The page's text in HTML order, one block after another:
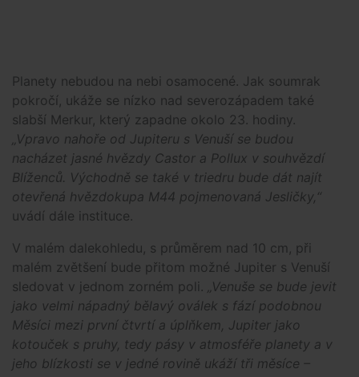
Planety nebudou na nebi osamocené. Jak soumrak
pokročí, ukáže se nízko nad severozápadem také
slabší Merkur, který zapadne okolo 23. hodiny.
„Vpravo nahoře od Jupiteru s Venuší se budou
nacházet jasné hvězdy Castor a Pollux v souhvězdí
Blíženců. Východně se také v triedru bude dát najít
otevřená hvězdokupa M44 pojmenovaná Jesličky,“
uvádí dále instituce.
V malém dalekohledu, s průměrem nad 10 cm, při
malém zvětšení bude přitom možné Jupiter s Venuší
sledovat v jednom zorném poli.
„Venuše se bude jevit
jako velmi nápadný bělavý oválek s fází podobnou
Měsíci mezi první čtvrtí a úplňkem, Jupiter jako
kotouček s pruhy, tedy pásy v atmosféře planety a v
jeho blízkosti se v jedné rovině ukáží tři měsíce –